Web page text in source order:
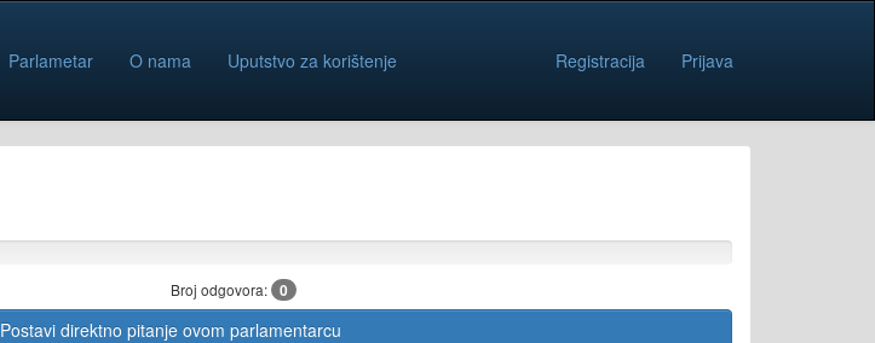
Parlametar O nama Uputstvo za korištenje Registracija Prijava
Broj odgovora: 0
Postavi direktno pitanje ovom parlamentarcu